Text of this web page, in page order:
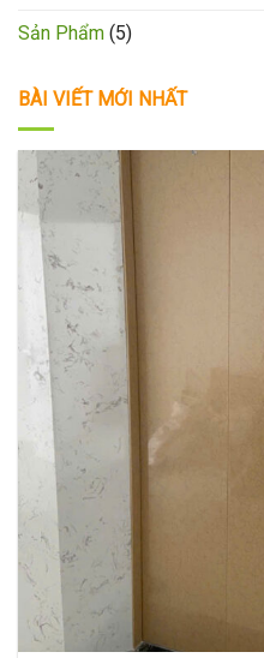
Sản Phẩm (5)
BÀI VIẾT MỚI NHẤT